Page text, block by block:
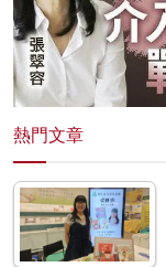
熱門文章